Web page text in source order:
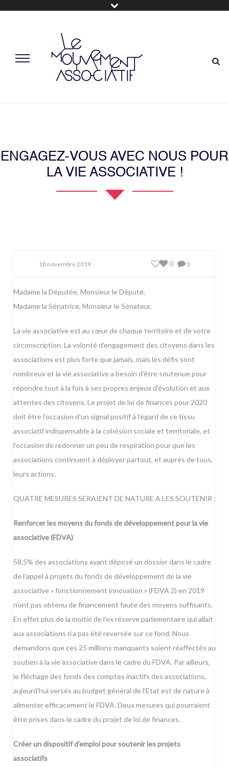
ENGAGEZ-VOUS AVEC NOUS POUR
LA VIE ASSOCIATIVE !
18 novembre 2019 0
0
Madame la Députée, Monsieur le Député,
Madame la Sénatrice, Monsieur le Sénateur,
La vie associative est au cœur de chaque territoire et de votre
circonscription. La volonté d’engagement des citoyens dans les
associations est plus forte que jamais, mais les défis sont
nombreux et la vie associative a besoin d’être soutenue pour
répondre tout à la fois à ses propres enjeux d’évolution et aux
attentes des citoyens. Le projet de loi de finances pour 2020
doit être l’occasion d’un signal positif à l’égard de ce tissu
associatif indispensable à la cohésion sociale et territoriale, et
l’occasion de redonner un peu de respiration pour que les
associations continuent à déployer partout, et auprès de tous,
leurs actions.
QUATRE MESURES SERAIENT DE NATURE A LES SOUTENIR :
Renforcer les moyens du fonds de développement pour la vie
associative (FDVA)
58,5% des associations ayant déposé un dossier dans le cadre
de l’appel à projets du fonds de développement de la vie
associative « fonctionnement innovation » (FDVA 2) en 2019
n’ont pas obtenu de financement faute des moyens suffisants.
En effet plus de la moitié de l’ex réserve parlementaire qui allait
aux associations n’a pas été reversée sur ce fond. Nous
demandons que ces 25 millions manquants soient réaffectés au
soutien à la vie associative dans le cadre du FDVA. Par ailleurs,
le fléchage des fonds des comptes inactifs des associations,
aujourd’hui versés au budget général de l’Etat est de nature à
alimenter efficacement le FDVA. Deux mesures qui pourraient
être prises dans le cadre du projet de loi de finances.
Créer un dispositif d’emploi pour soutenir les projets
associatifs